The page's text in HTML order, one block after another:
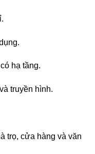
hạ tầng.
truyền hình.
trọ, cửa hàng và văn